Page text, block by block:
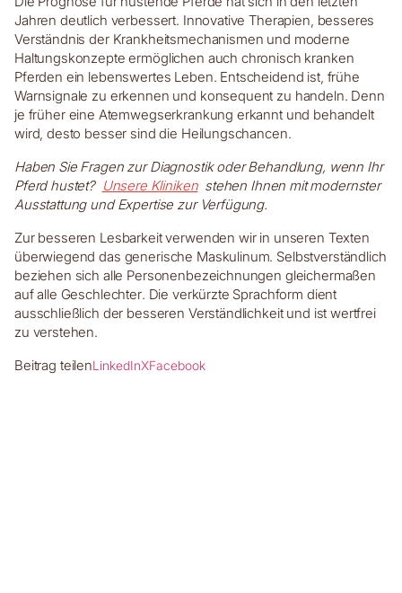
Jahren deutlich verbessert. Innovative Therapien, besseres
Verständnis der Krankheitsmechanismen und moderne
Haltungskonzepte ermöglichen auch chronisch kranken
Pferden ein lebenswertes Leben. Entscheidend ist, frühe
Warnsignale zu erkennen und konsequent zu handeln. Denn
je früher eine Atemwegserkrankung erkannt und behandelt
wird, desto besser sind die Heilungschancen.
Haben Sie Fragen zur Diagnostik oder Behandlung, wenn Ihr
Pferd hustet? Unsere Kliniken stehen Ihnen mit modernster
Ausstattung und Expertise zur Verfügung.
Zur besseren Lesbarkeit verwenden wir in unseren Texten
überwiegend das generische Maskulinum. Selbstverständlich
beziehen sich alle Personenbezeichnungen gleichermaßen
auf alle Geschlechter. Die verkürzte Sprachform dient
ausschließlich der besseren Verständlichkeit und ist wertfrei
zu verstehen.
Beitrag teilenLinkedInXFacebook